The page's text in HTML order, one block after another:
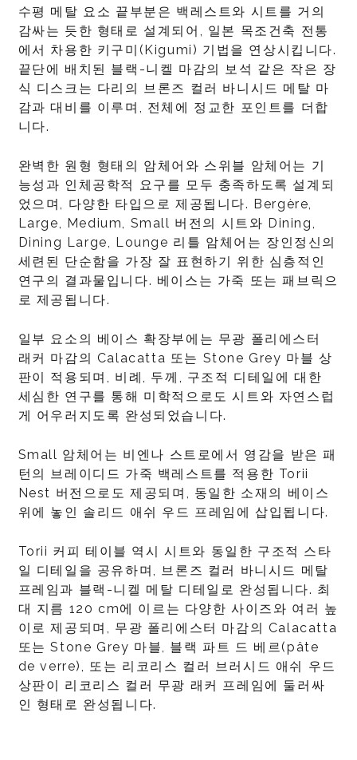
수평 메탈 요소 끝부분은 백레스트와 시트를 거의
감싸는 듯한 형태로 설계되어, 일본 목조건축 전통
에서 차용한 키구미(Kigumi) 기법을 연상시킵니다.
끝단에 배치된 블랙-니켈 마감의 보석 같은 작은 장
식 디스크는 다리의 브론즈 컬러 바니시드 메탈 마
감과 대비를 이루며, 전체에 정교한 포인트를 더합
니다.
완벽한 원형 형태의 암체어와 스위블 암체어는 기
능성과 인체공학적 요구를 모두 충족하도록 설계되
었으며, 다양한 타입으로 제공됩니다. Bergère,
Large, Medium, Small 버전의 시트와 Dining,
Dining Large, Lounge 리틀 암체어는 장인정신의
세련된 단순함을 가장 잘 표현하기 위한 심층적인
연구의 결과물입니다. 베이스는 가죽 또는 패브릭으
로 제공됩니다.
일부 요소의 베이스 확장부에는 무광 폴리에스터
래커 마감의 Calacatta 또는 Stone Grey 마블 상
판이 적용되며, 비례, 두께, 구조적 디테일에 대한
세심한 연구를 통해 미학적으로도 시트와 자연스럽
게 어우러지도록 완성되었습니다.
Small 암체어는 비엔나 스트로에서 영감을 받은 패
턴의 브레이디드 가죽 백레스트를 적용한 Torii
Nest 버전으로도 제공되며, 동일한 소재의 베이스
위에 놓인 솔리드 애쉬 우드 프레임에 삽입됩니다.
Torii 커피 테이블 역시 시트와 동일한 구조적 스타
일 디테일을 공유하며, 브론즈 컬러 바니시드 메탈
프레임과 블랙-니켈 메탈 디테일로 완성됩니다. 최
대 지름 120 cm에 이르는 다양한 사이즈와 여러 높
이로 제공되며, 무광 폴리에스터 마감의 Calacatta
또는 Stone Grey 마블, 블랙 파트 드 베르(pâte
de verre), 또는 리코리스 컬러 브러시드 애쉬 우드
상판이 리코리스 컬러 무광 래커 프레임에 둘러싸
인 형태로 완성됩니다.